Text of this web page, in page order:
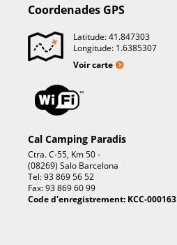
Coordenades GPS
Latitude: 41.847303
Longitude: 1.6385307
Voir carte
Cal Camping Paradis
Ctra. C-55, Km 50 -
(08269) Salo Barcelona
Tel: 93 869 56 52
Fax: 93 869 60 99
Code d'enregistrement: KCC-000163